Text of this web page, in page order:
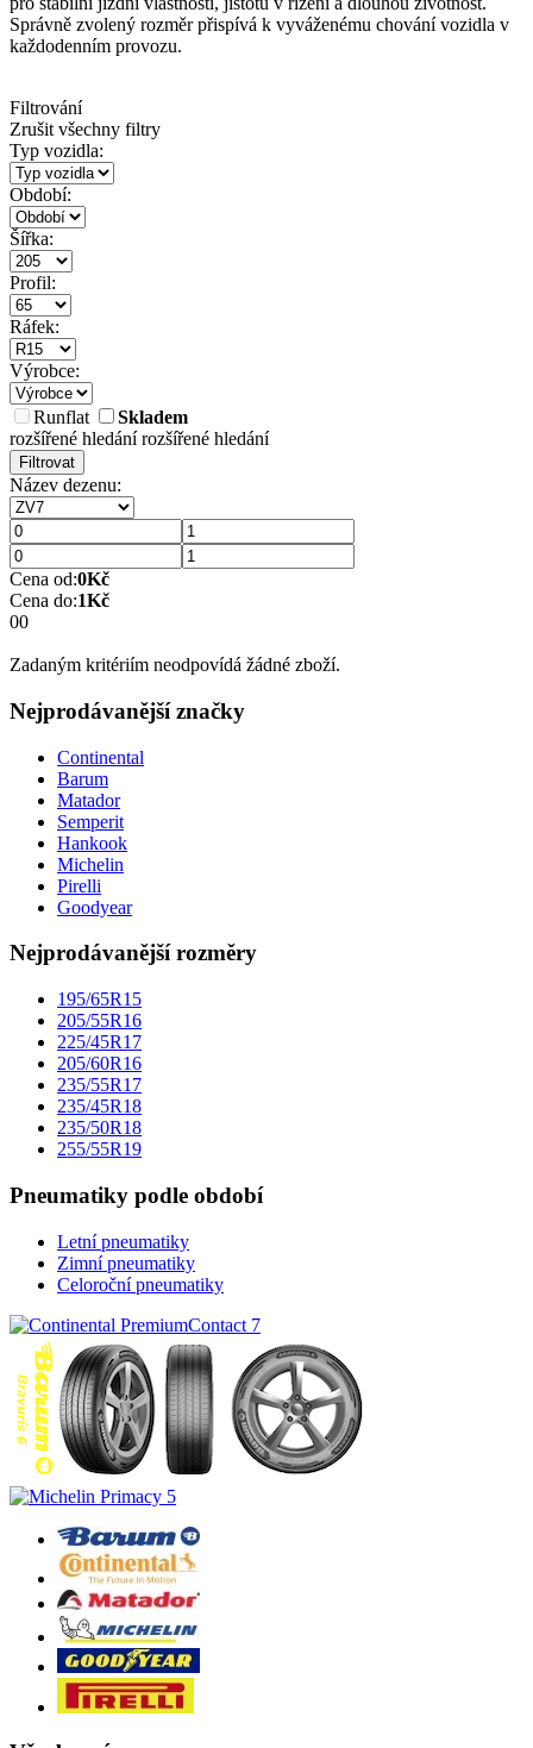
Správně zvolený rozměr přispívá k vyváženému chování vozidla v
každodenním provozu.
Filtrování
Zrušit všechny filtry
Typ vozidla:
Období:
Šířka:
Profil:
Ráfek:
Výrobce:
Runflat
Skladem
rozšířené hledánírozšířené hledání
Filtrovat
Název dezenu:
Cena od:0Kč
Cena do:1Kč
00
Zadaným kritériím neodpovídá žádné zboží.
Nejprodávanější značky
Continental
Barum
Matador
Semperit
Hankook
Michelin
Pirelli
Goodyear
Nejprodávanější rozměry
195/65R15
205/55R16
225/45R17
205/60R16
235/55R17
235/45R18
235/50R18
255/55R19
Pneumatiky podle období
Letní pneumatiky
Zimní pneumatiky
Celoroční pneumatiky